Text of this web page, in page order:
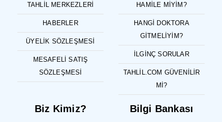
TAHLIL MERKEZLERI
HABERLER
ÜYELIK SÖZLEŞMESI
MESAFELI SATIŞ
SÖZLEŞMESI
HAMILE MIYIM?
HANGI DOKTORA
GITMELIYIM?
İLGINÇ SORULAR
TAHLIL.COM GÜVENILIR
MI?
Biz Kimiz? Bilgi Bankası